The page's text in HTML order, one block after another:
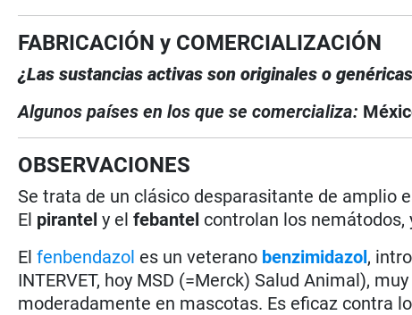
FABRICACIÓN y COMERCIALIZACIÓN
¿Las sustancias activas son originales o
Algunos países en los que se comercializa:
OBSERVACIONES
Se trata de un clásico desparasitante de amplio
El pirantel y elfebantel controlan los nemátodos,
Elfenbendazol es un veterano benzimidazol,
INTERVET, hoy MSD (=Merck) Salud Animal),
moderadamente en mascotas. Es eficaz contra